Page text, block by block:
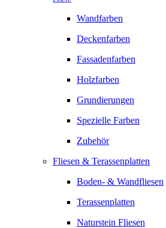
Wandfarben
Deckenfarben
Fassadenfarben
Holzfarben
Grundierungen
Spezielle Farben
Zubehör
Fliesen & Terassenplatten
Boden- & Wandfliesen
Terassenplatten
Naturstein Fliesen